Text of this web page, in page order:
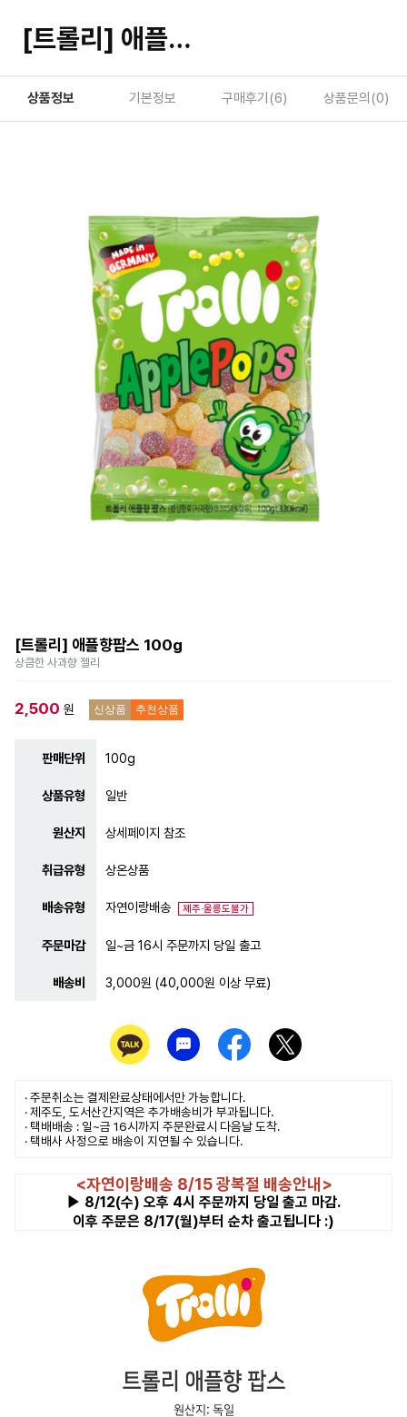
[트롤리] 애플향팝스 100g
상품정보 기본정보 구매후기(6) 상품문의(0)
[트롤리] 애플향팝스 100g
상큼한 사과향 젤리
2,500 원 신상품 추천상품
판매단위 100g
상품유형 일반
원산지 상세페이지 참조
취급유형 상온상품
배송유형 자연이랑배송 제주·울릉도불가
주문마감 일~금 16시 주문까지 당일 출고
배송비 3,000원 (40,000원 이상 무료)
· 주문취소는 결제완료상태에서만 가능합니다.
· 제주도, 도서산간지역은 추가배송비가 부과됩니다.
· 택배배송 : 일~금 16시까지 주문완료시 다음날 도착.
· 택배사 사정으로 배송이 지연될 수 있습니다.
<자연이랑배송 8/15 광복절 배송안내>
▶ 8/12(수) 오후 4시 주문까지 당일 출고 마감.
이후 주문은 8/17(월)부터 순차 출고됩니다 :)